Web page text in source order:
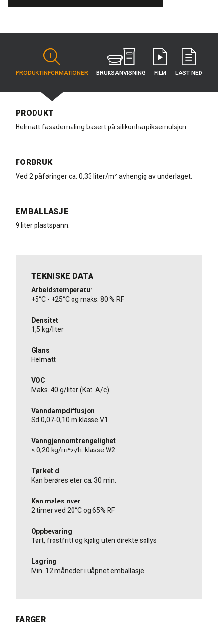
PRODUKT­INFORMATIONER BRUKS­ANVISNING FILM LAST NED
PRODUKT
Helmatt fasademaling basert på silikonharpiksemulsjon.
FORBRUK
Ved 2 påføringer ca. 0,33 liter/m² avhengig av underlaget.
EMBALLASJE
9 liter plastspann.
TEKNISKE DATA
Arbeidstemperatur
+5°C - +25°C og maks. 80 % RF
Densitet
1,5 kg/liter
Glans
Helmatt
VOC
Maks. 40 g/liter (Kat. A/c).
Vanndampdiffusjon
Sd 0,07-0,10 m klasse V1
Vanngjennomtrengelighet
< 0,20 kg/m²x√h. klasse W2
Tørketid
Kan berøres eter ca. 30 min.
Kan males over
2 timer ved 20°C og 65% RF
Oppbevaring
Tørt, frostfritt og kjølig uten direkte sollys
Lagring
Min. 12 måneder i uåpnet emballasje.
FARGER